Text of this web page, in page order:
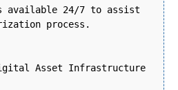
available 24/7 to assist
process.
Asset Infrastructure